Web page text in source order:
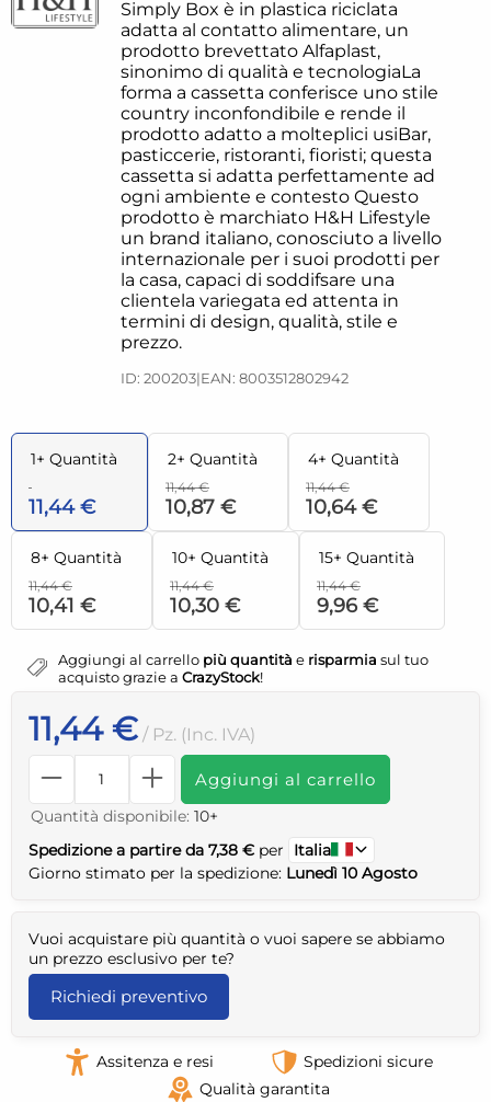
Simply Box è in plastica riciclata
adatta al contatto alimentare, un
prodotto brevettato Alfaplast,
sinonimo di qualità e tecnologiaLa
forma a cassetta conferisce uno stile
country inconfondibile e rende il
prodotto adatto a molteplici usiBar,
pasticcerie, ristoranti, fioristi; questa
cassetta si adatta perfettamente ad
ogni ambiente e contesto Questo
prodotto è marchiato H&H Lifestyle
un brand italiano, conosciuto a livello
internazionale per i suoi prodotti per
la casa, capaci di soddifsare una
clientela variegata ed attenta in
termini di design, qualità, stile e
prezzo.
ID: 200203|EAN: 8003512802942
1+ Quantità
11,44 €
2+ Quantità
11,44 €
10,87 €
4+ Quantità
11,44 €
10,64 €
8+ Quantità
11,44 €
10,41 €
10+ Quantità
11,44 €
10,30 €
15+ Quantità
11,44 €
9,96 €
Aggiungi al carrello più quantità e risparmia sul tuo
acquisto grazie a CrazyStock!
11,44 € / Pz. (Inc. IVA)
Aggiungi al carrello
Quantità disponibile: 10+
Spedizione a partire da 7,38 € per
Italia
Giorno stimato per la spedizione: Lunedì 10 Agosto
Vuoi acquistare più quantità o vuoi sapere se abbiamo
un prezzo esclusivo per te?
Richiedi preventivo
Assitenza e resi
Spedizioni sicure
Qualità garantita